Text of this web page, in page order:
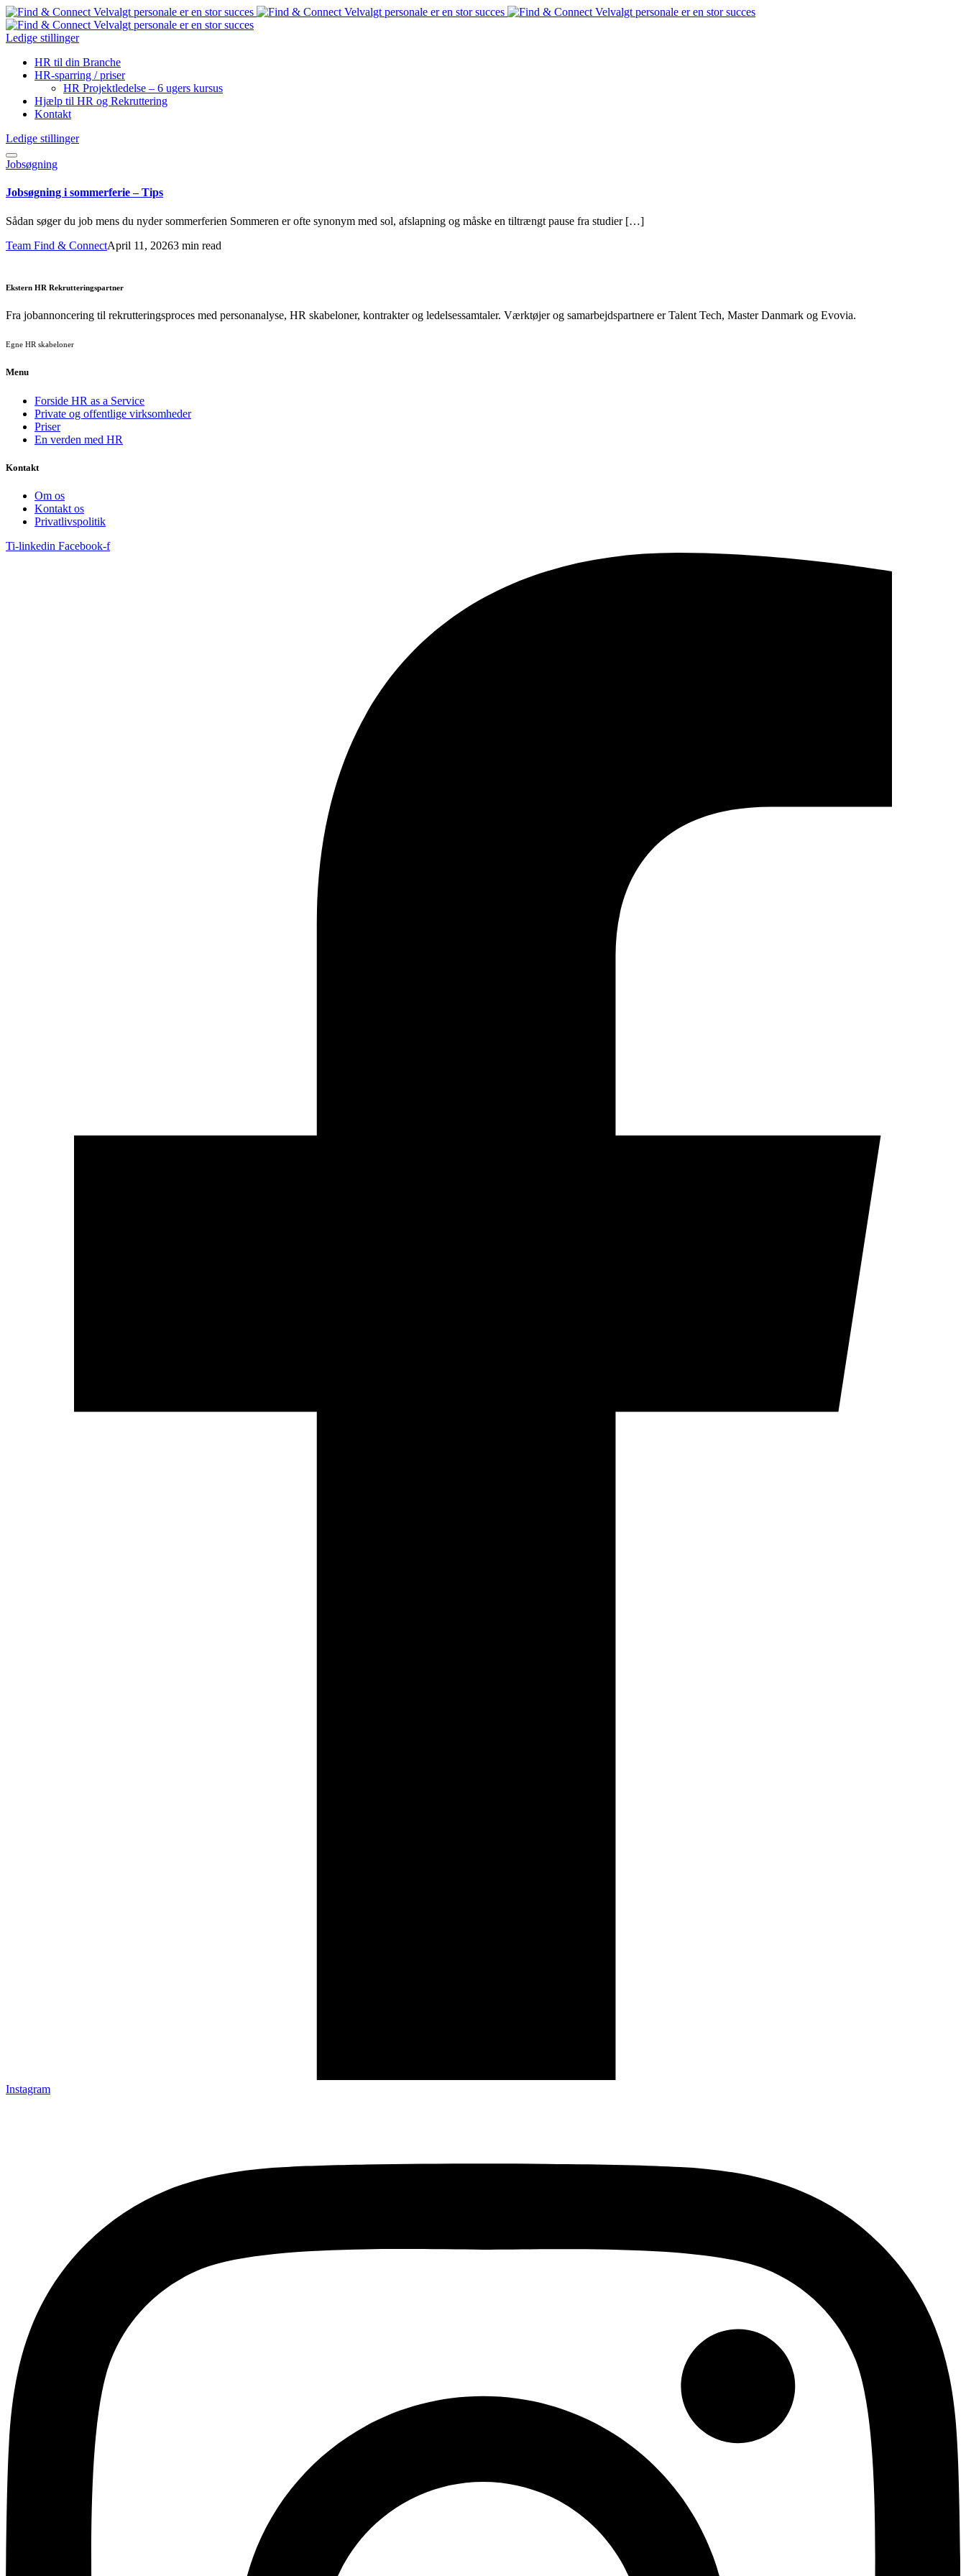
Ledige stillinger
HR til din Branche
HR-sparring / priser
HR Projektledelse – 6 ugers kursus
Hjælp til HR og Rekruttering
Kontakt
Ledige stillinger
Jobsøgning
Jobsøgning i sommerferie – Tips
Sådan søger du job mens du nyder sommerferien Sommeren er ofte synonym med sol, afslapning og måske en tiltrængt pause fra studier […]
Team Find & ConnectApril 11, 20263 min read
Ekstern HR Rekrutteringspartner
Fra jobannoncering til rekrutteringsproces med personanalyse, HR skabeloner, kontrakter og ledelsessamtaler. Værktøjer og samarbejdspartnere er Talent Tech, Master Danmark og Evovia.
Egne HR skabeloner
Menu
Forside HR as a Service
Private og offentlige virksomheder
Priser
En verden med HR
Kontakt
Om os
Kontakt os
Privatlivspolitik
Ti-linkedin Facebook-f
Instagram